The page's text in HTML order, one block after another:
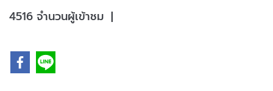
4516 จำนวนผู้เข้าชม |